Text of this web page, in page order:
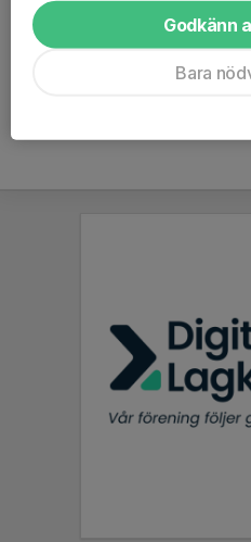
Position
Ålder
18 år
Godkänn
Bara